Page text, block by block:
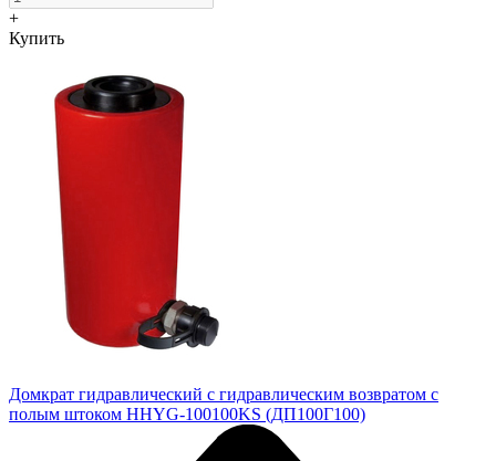
+
Купить
Домкрат гидравлический с гидравлическим возвратом с
полым штоком HHYG-100100KS (ДП100Г100)